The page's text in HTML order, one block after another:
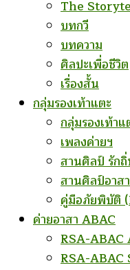
The
บทกวี
บทความ
ศิลปะเพื่อชีวิต
เรื่องสั้น
กลุ่มรองเท้าแตะ
กลุ่มรองเท้า
เพลงค่ายฯ
สานศิลป์ รัก
สานศิลป์อาสา
คู่มือภัยพิบัติ
ค่ายอาสา ABAC
RSA-
RSA-